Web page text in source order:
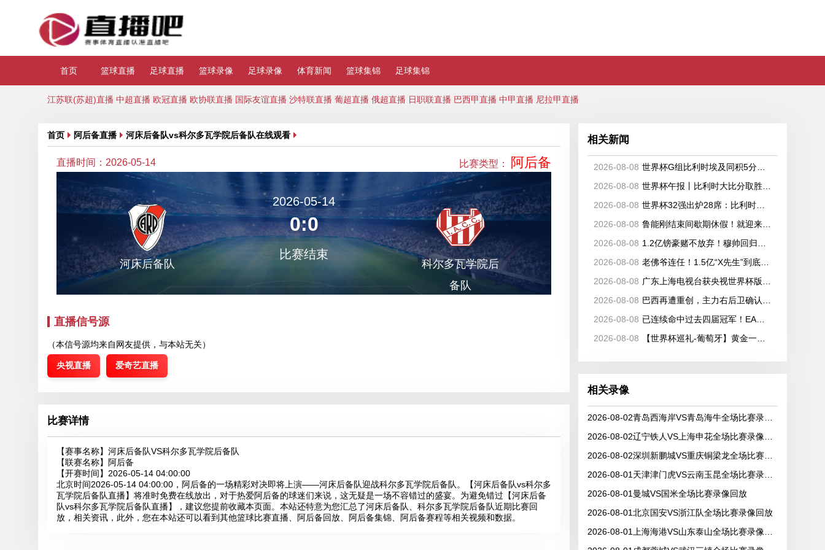
首页 篮球直播 足球直播 篮球录像 足球录像 体育新闻 篮球集锦 足球集锦
江苏联(苏超)直播 中超直播 欧冠直播 欧协联直播 国际友谊直播 沙特联直播 葡超直播 俄超直播 日职联直播 巴西甲直播 中甲直播 尼拉甲直播
首页 阿后备直播 河床后备队vs科尔多瓦学院后备队在线观看
直播时间：2026-05-14 比赛类型： 阿后备
河床后备队
2026-05-14
0:0
比赛结束
科尔多瓦学院后
备队
直播信号源
（本信号源均来自网友提供，与本站无关）
央视直播 爱奇艺直播
比赛详情
【赛事名称】 河床后备队VS科尔多瓦学院后备队
【联赛名称】
阿后备
【开赛时间】 2026-05-14 04:00:00
北京时间2026-05-14 04:00:00，阿后备的一场精彩对决即将上演——河床后备队迎战科尔多瓦学院后备队。【河床后备队vs科尔多
瓦学院后备队直播】将准时免费在线放出，对于热爱阿后备的球迷们来说，这无疑是一场不容错过的盛宴。为避免错过【河床后备
队vs科尔多瓦学院后备队直播】，建议您提前收藏本页面。本站还特意为您汇总了河床后备队、科尔多瓦学院后备队近期比赛回
放，相关资讯，此外，您在本站还可以看到其他篮球比赛直播、阿后备回放、阿后备集锦、阿后备赛程等相关视频和数据。
相关新闻
2026-08-08 世界杯G组比利时埃及同积5分晋级，伊朗新西兰出局
2026-08-08 世界杯午报丨比利时大比分取胜小组第一出线 埃及晋级淘汰赛
2026-08-08 世界杯32强出炉28席：比利时、塞内加尔晋级，韩国、伊朗待定
2026-08-08 鲁能刚结束间歇期休假！就迎来6张新面孔，都是韩鹏看好的强援
2026-08-08 1.2亿镑豪赌不放弃！穆帅回归锁定核心，皇马持续猛攻世界杯中场
2026-08-08 老佛爷连任！1.5亿“X先生”到底会是谁？皇马即将迎来队史最高身价球
2026-08-08 广东上海电视台获央视世界杯版权！价格仅千万级 网络平台却花了16亿
2026-08-08 巴西再遭重创，主力右后卫确认缺席2026世界杯，安切洛蒂作出回应
2026-08-08 已连续命中过去四届冠军！EA预测世界杯冠军：西班牙将捧杯
2026-08-08
【世界杯巡礼-葡萄牙】黄金一代全面集结，葡萄牙如何打好手中的满级号？
相关录像
2026-08-01曼城VS国米全场比赛录像回放
2026-08-01北京国安VS浙江队全场比赛录像回放